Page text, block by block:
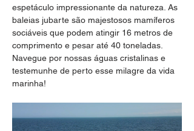
espetáculo impressionante da natureza. As
baleias jubarte são majestosos mamíferos
sociáveis que podem atingir 16 metros de
comprimento e pesar até 40 toneladas.
Navegue por nossas águas cristalinas e
testemunhe de perto esse milagre da vida
marinha!